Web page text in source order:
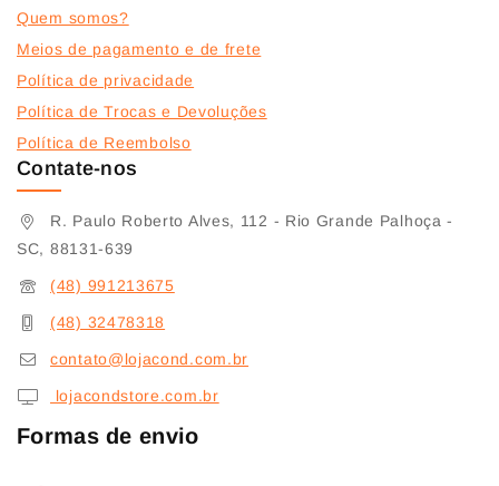
Quem somos?
Meios de pagamento e de frete
Política de privacidade
Política de Trocas e Devoluções
Política de Reembolso
Contate-nos
R. Paulo Roberto Alves, 112 - Rio Grande Palhoça -
SC, 88131-639
(48) 991213675
(48) 32478318
contato@lojacond.com.br
lojacondstore.com.br
Formas de envio